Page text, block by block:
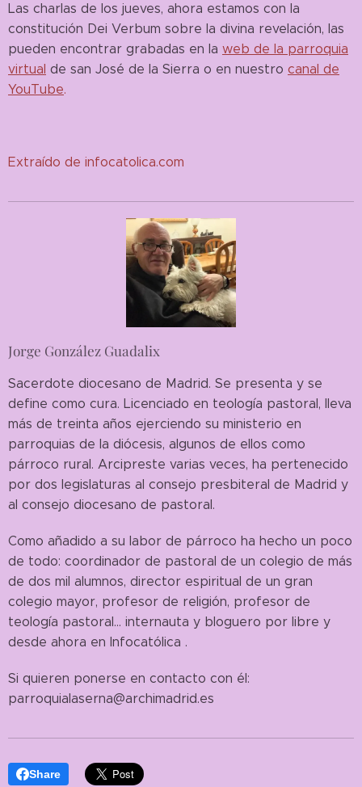
Las charlas de los jueves, ahora estamos con la
constitución Dei Verbum sobre la divina revelación, las
pueden encontrar grabadas en la web de la parroquia
virtual de san José de la Sierra o en nuestro canal de
YouTube.
Extraído de infocatolica.com
Jorge González Guadalix
Sacerdote diocesano de Madrid. Se presenta y se
define como cura. Licenciado en teología pastoral, lleva
más de treinta años ejerciendo su ministerio en
parroquias de la diócesis, algunos de ellos como
párroco rural. Arcipreste varias veces, ha pertenecido
por dos legislaturas al consejo presbiteral de Madrid y
al consejo diocesano de pastoral.
Como añadido a su labor de párroco ha hecho un poco
de todo: coordinador de pastoral de un colegio de más
de dos mil alumnos, director espiritual de un gran
colegio mayor, profesor de religión, profesor de
teología pastoral... internauta y bloguero por libre y
desde ahora en Infocatólica .
Si quieren ponerse en contacto con él:
parroquialaserna@archimadrid.es
Share